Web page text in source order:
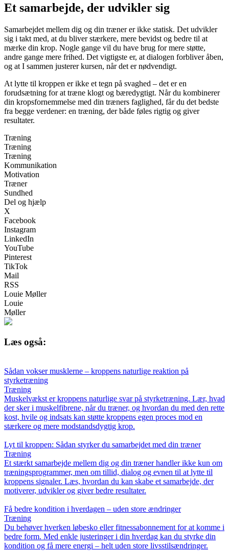
Et samarbejde, der udvikler sig
Samarbejdet mellem dig og din træner er ikke statisk. Det udvikler
sig i takt med, at du bliver stærkere, mere bevidst og bedre til at
mærke din krop. Nogle gange vil du have brug for mere støtte,
andre gange mere frihed. Det vigtigste er, at dialogen forbliver åben,
og at I sammen justerer kursen, når det er nødvendigt.
At lytte til kroppen er ikke et tegn på svaghed – det er en
forudsætning for at træne klogt og bæredygtigt. Når du kombinerer
din kropsfornemmelse med din træners faglighed, får du det bedste
fra begge verdener: en træning, der både føles rigtig og giver
resultater.
Træning
Træning
Træning
Kommunikation
Motivation
Træner
Sundhed
Del og hjælp
X
Facebook
Instagram
LinkedIn
YouTube
Pinterest
TikTok
Mail
RSS
Louie Møller
Louie
Møller
Læs også:
Sådan vokser musklerne – kroppens naturlige reaktion på
styrketræning
Træning
Muskelvækst er kroppens naturlige svar på styrketræning. Lær, hvad
der sker i muskelfibrene, når du træner, og hvordan du med den rette
kost, hvile og indsats kan støtte kroppens egen proces mod en
stærkere og mere modstandsdygtig krop.
Lyt til kroppen: Sådan styrker du samarbejdet med din træner
Træning
Et stærkt samarbejde mellem dig og din træner handler ikke kun om
træningsprogrammer, men om tillid, dialog og evnen til at lytte til
kroppens signaler. Læs, hvordan du kan skabe et samarbejde, der
motiverer, udvikler og giver bedre resultater.
Få bedre kondition i hverdagen – uden store ændringer
Træning
Du behøver hverken løbesko eller fitnessabonnement for at komme i
bedre form. Med enkle justeringer i din hverdag kan du styrke din
kondition og få mere energi – helt uden store livsstilsændringer.